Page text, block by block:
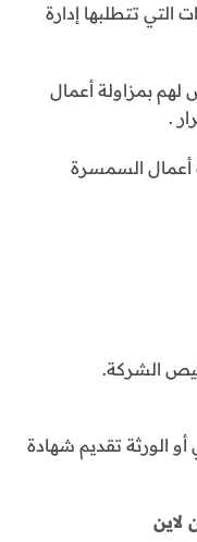
التي تتطلبها إدارة
بمزاولة أعمال
.
السمسرة
الشركة.
أو الورثة تقديم شهادة
لاين